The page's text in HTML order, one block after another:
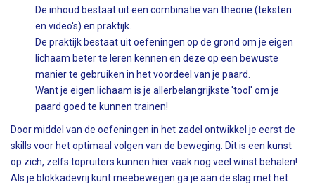
De inhoud bestaat uit een combinatie van theorie (teksten
en video's) en praktijk.
De praktijk bestaat uit oefeningen op de grond om je eigen
lichaam beter te leren kennen en deze op een bewuste
manier te gebruiken in het voordeel van je paard.
Want je eigen lichaam is je allerbelangrijkste 'tool' om je
paard goed te kunnen trainen!
Door middel van de oefeningen in het zadel ontwikkel je eerst de
skills voor het optimaal volgen van de beweging. Dit is een kunst
op zich, zelfs topruiters kunnen hier vaak nog veel winst behalen!
Als je blokkadevrij kunt meebewegen ga je aan de slag met het